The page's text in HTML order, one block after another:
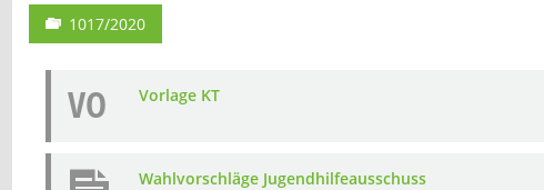
1017/2020
VO Vorlage KT
Wahlvorschläge Jugendhilfeausschuss